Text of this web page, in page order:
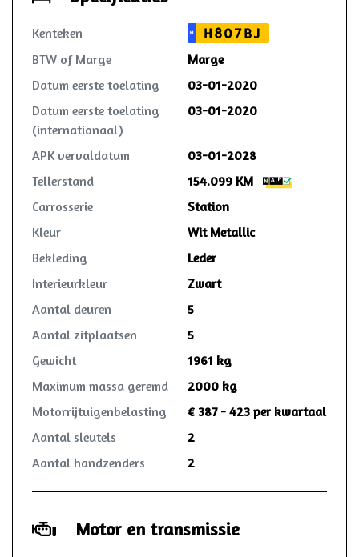
garage!
Kenteken NL
H807BJ
BTW of Marge
Marge
Datum eerste toelating
03-01-2020
Datum eerste toelating
(internationaal)
03-01-2020
APK vervaldatum
03-01-2028
Tellerstand
154.099 KM
Carrosserie
Station
Kleur
Wit Metallic
Bekleding
Leder
Interieurkleur
Zwart
Aantal deuren
5
Aantal zitplaatsen
5
Gewicht
1961 kg
Maximum massa geremd
2000 kg
Motorrijtuigenbelasting
€ 387 - 423 per kwartaal
Aantal sleutels
2
Aantal handzenders
2
Motor en transmissie